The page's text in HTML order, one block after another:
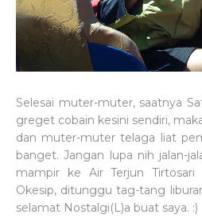
Selesai muter-muter, saatnya
greget cobain kesini sendiri,
dan muter-muter telaga liat
banget. Jangan lupa nih jalan-
mampir ke Air Terjun Tirtosari
Okesip, ditunggu tag-tang
selamat Nostalgi(L)a buat saya. :)